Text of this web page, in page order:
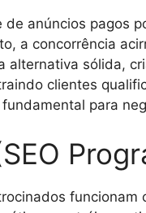
de anúncios pagos
a concorrência
alternativa sólida,
clientes
para